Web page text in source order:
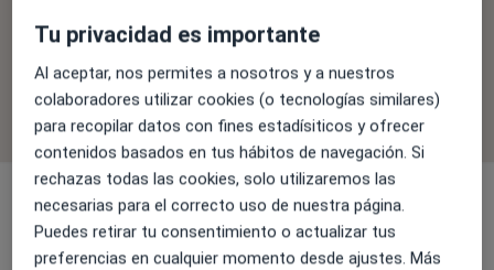
ubicación y el servicio. Confirma la cobertura en el
proceso de reserva.
Filtrar por aseguradora
Analista clínico
Tu privacidad es importante
Al aceptar, nos permites a nosotros y a nuestros
colaboradores utilizar cookies (o tecnologías similares)
para recopilar datos con fines estadísiticos y ofrecer
contenidos basados en tus hábitos de navegación. Si
rechazas todas las cookies, solo utilizaremos las
necesarias para el correcto uso de nuestra página.
Puedes retirar tu consentimiento o actualizar tus
preferencias en cualquier momento desde ajustes. Más